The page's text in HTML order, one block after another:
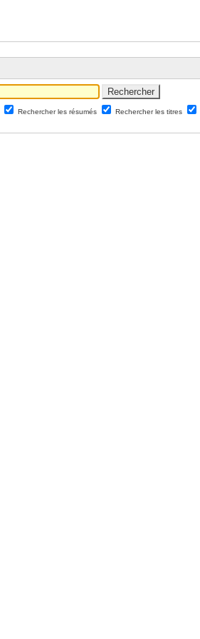
Rechercher les résumés Rechercher les titres